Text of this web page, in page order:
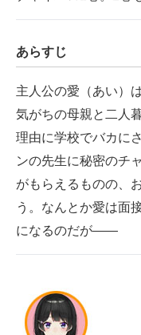
あらすじ
主人公の愛（あい）
気がちの母親と二人
理由に学校でバカに
ンの先生に秘密のチ
がもらえるものの、
う。なんとか愛は面
になるのだが――